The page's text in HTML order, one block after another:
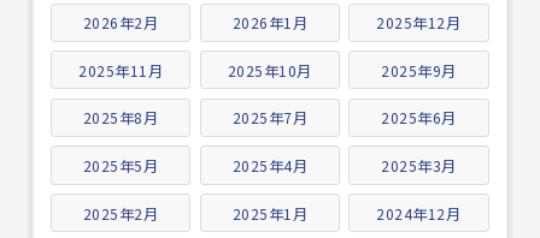
2026年2月 2026年1月 2025年12月
2025年11月 2025年10月 2025年9月
2025年8月 2025年7月 2025年6月
2025年5月 2025年4月 2025年3月
2025年2月 2025年1月 2024年12月